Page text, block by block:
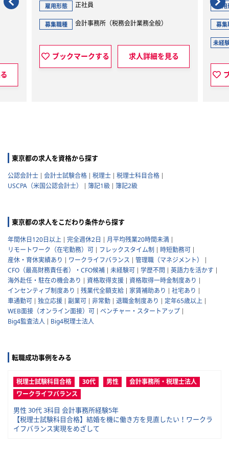
雇用形態 正社員
募集職種 会計事務所（税務会計業務全般）
ブックマークする 求人詳細を見る
雇用
募集
未経
東京都の求人を資格から探す
公認会計士 会計士試験合格 税理士
税理士科目合格
USCPA（米国公認会計士）
簿記1級 簿記2級
東京都の求人をこだわり条件から探す
年間休日120日以上 完全週休2日
月平均残業20時間未満
リモートワーク（在宅勤務）可
フレックスタイム制
時短勤務可
産休・育休実績あり
ワークライフバランス
管理職（マネジメント）
CFO（最高財務責任者）・CFO候補
未経験可 学歴不問
英語力を活かす
海外赴任・駐在の機会あり
資格取得支援
資格取得一時金制度あり
インセンティブ制度あり
残業代全額支給 家賃補助あり
社宅あり
車通勤可
独立応援 副業可 非常勤 退職金制度あり
定年65歳以上
WEB面接（オンライン面接）可
ベンチャー・スタートアップ
Big4監査法人
Big4税理士法人
転職成功事例をみる
税理士試験科目合格 30代 男性
会計事務所・税理士法人
ワークライフバランス
男性 30代 3科目 会計事務所経験5年
【税理士試験科目合格】結婚を機に働き方を見直したい！ワークラ
イフバランス実現をめざして